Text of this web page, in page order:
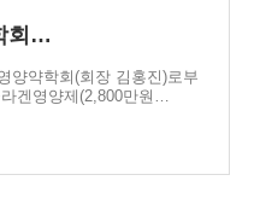
회…
양약학회(회장 김홍진)로부
겐영양제(2,800만원…